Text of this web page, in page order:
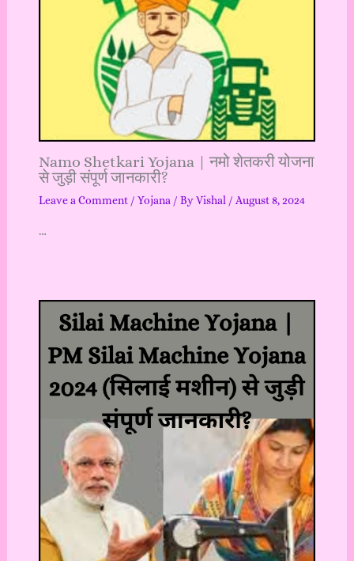
Namo Shetkari Yojana | नमो शेतकरी योजना
से जुड़ी संपूर्ण जानकारी?
Leave a Comment / Yojana/ ByVishal / August 8, 2024
…